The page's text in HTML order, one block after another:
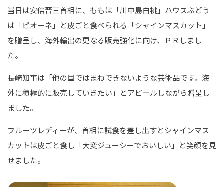
当日は安倍晋三首相に、ももは「川中島白桃」ハウスぶどう
は「ピオーネ」と皮ごと食べられる「シャインマスカット」
を贈呈し、海外輸出の更なる販売強化に向け、ＰＲしまし
た。
長崎知事は「他の国ではまねできないような芸術品です。海
外に積極的に販売していきたい」とアピールしながら贈呈し
ました。
フルーツレディーが、首相に試食を差し出すとシャインマス
カットは皮ごと食し「大変ジューシーでおいしい」と笑顔を見
せました。